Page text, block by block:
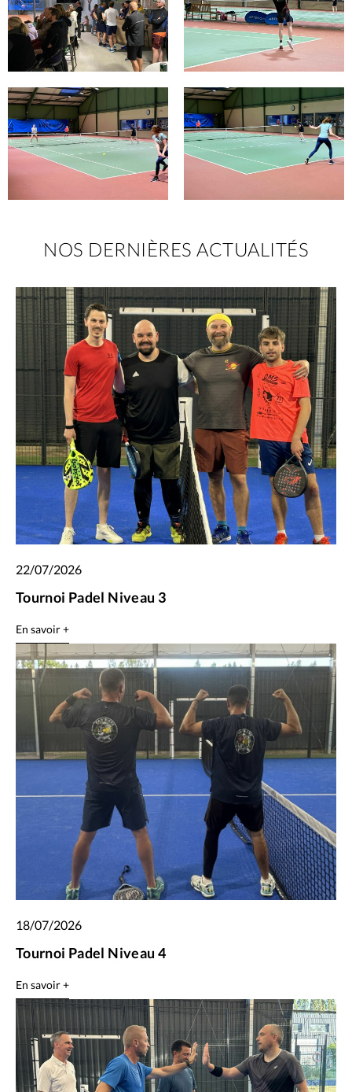
NOS DERNIÈRES ACTUALITÉS
22/07/2026
Tournoi Padel Niveau 3
En savoir +
18/07/2026
Tournoi Padel Niveau 4
En savoir +